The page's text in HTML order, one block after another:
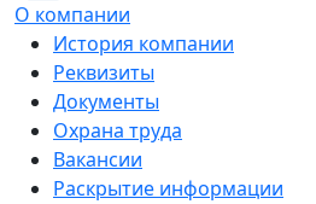
О компании
История компании
Реквизиты
Документы
Охрана труда
Вакансии
Раскрытие информации